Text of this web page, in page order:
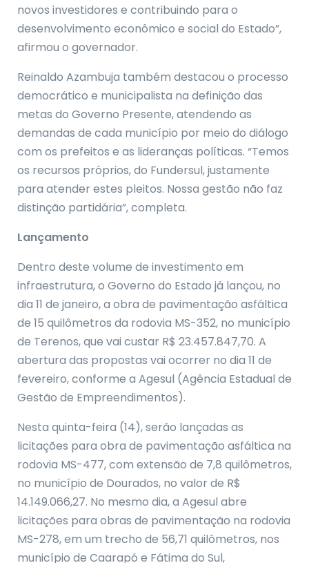
novos investidores e contribuindo para o
desenvolvimento econômico e social do Estado”,
afirmou o governador.
Reinaldo Azambuja também destacou o processo
democrático e municipalista na definição das
metas do Governo Presente, atendendo as
demandas de cada município por meio do diálogo
com os prefeitos e as lideranças políticas. “Temos
os recursos próprios, do Fundersul, justamente
para atender estes pleitos. Nossa gestão não faz
distinção partidária”, completa.
Lançamento
Dentro deste volume de investimento em
infraestrutura, o Governo do Estado já lançou, no
dia 11 de janeiro, a obra de pavimentação asfáltica
de 15 quilômetros da rodovia MS-352, no município
de Terenos, que vai custar R$ 23.457.847,70. A
abertura das propostas vai ocorrer no dia 11 de
fevereiro, conforme a Agesul (Agência Estadual de
Gestão de Empreendimentos).
Nesta quinta-feira (14), serão lançadas as
licitações para obra de pavimentação asfáltica na
rodovia MS-477, com extensão de 7,8 quilômetros,
no município de Dourados, no valor de R$
14.149.066,27. No mesmo dia, a Agesul abre
licitações para obras de pavimentação na rodovia
MS-278, em um trecho de 56,71 quilômetros, nos
município de Caarapó e Fátima do Sul,